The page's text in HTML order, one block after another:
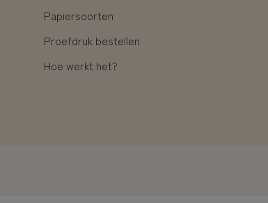
Papiersoorten
Proefdruk bestellen
Hoe werkt het?